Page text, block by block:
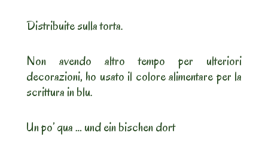
Distribuite sulla torta.
Non avendo altro tempo per ulteriori
decorazioni, ho usato il colore alimentare per la
scrittura in blu.
Un po’ qua … und ein bischen dort